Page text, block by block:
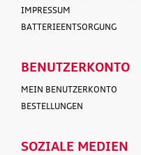
IMPRESSUM
BATTERIEENTSORGUNG
BENUTZERKONTO
MEIN BENUTZERKONTO
BESTELLUNGEN
SOZIALE MEDIEN